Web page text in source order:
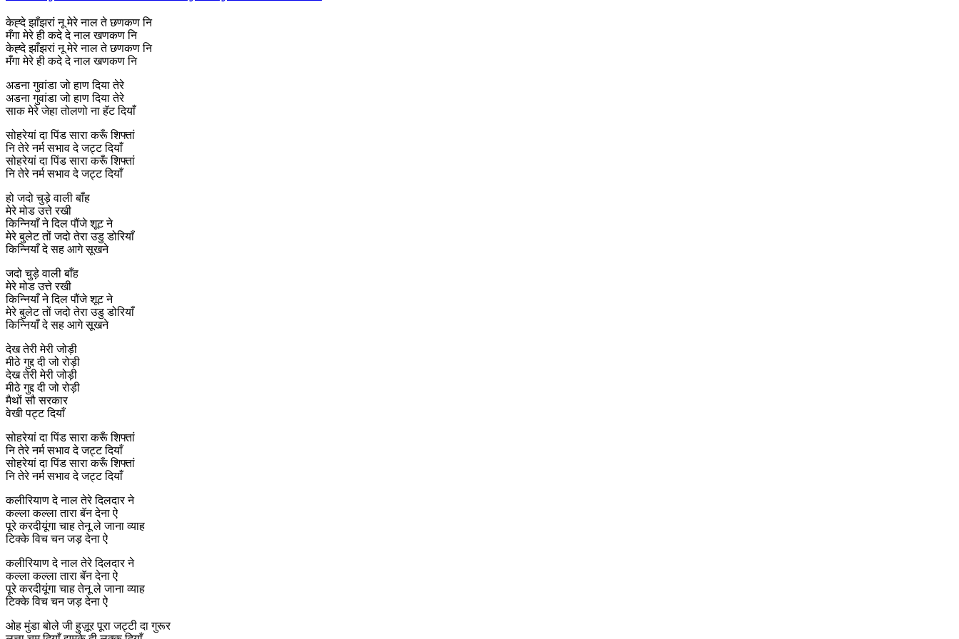
केह्दे झाँझरां नू मेरे नाल ते छणकण नि
मँगा मेरे ही कदे दे नाल खणकण नि
केह्दे झाँझरां नू मेरे नाल ते छणकण नि
मँगा मेरे ही कदे दे नाल खणकण नि
अडना गुवांडा जो हाण दिया तेरे
अडना गुवांडा जो हाण दिया तेरे
साक मेरे जेहा तोलणो ना हॅट दियाँ
सोहरेयां दा पिंड सारा करूँ शिफ्तां
नि तेरे नर्म सभाव दे जट्ट दियाँ
सोहरेयां दा पिंड सारा करूँ शिफ्तां
नि तेरे नर्म सभाव दे जट्ट दियाँ
हो जदो चुड़े वाली बाँह
मेरे मोड उत्ते रखी
किन्नियाँ ने दिल पौंजे शूट ने
मेरे बुलेट तों जदो तेरा उडु डोरियाँ
किन्नियाँ दे सह आगे सूखने
जदो चुड़े वाली बाँह
मेरे मोड उत्ते रखी
किन्नियाँ ने दिल पौंजे शूट ने
मेरे बुलेट तों जदो तेरा उडु डोरियाँ
किन्नियाँ दे सह आगे सूखने
देख तेरी मेरी जोड़ी
मीठे गुद्द दी जो रोड़ी
देख तेरी मेरी जोड़ी
मीठे गुद्द दी जो रोड़ी
मैथों सौ सरकार
वेखी पट्ट दियाँ
सोहरेयां दा पिंड सारा करूँ शिफ्तां
नि तेरे नर्म सभाव दे जट्ट दियाँ
सोहरेयां दा पिंड सारा करूँ शिफ्तां
नि तेरे नर्म सभाव दे जट्ट दियाँ
कलीरियाण दे नाल तेरे दिलदार ने
कल्ला कल्ला तारा बॅन देना ऐ
पूरे करदीयूंगा चाह तेनू ले जाना व्याह
टिक्के विच चन जड़ देना ऐ
कलीरियाण दे नाल तेरे दिलदार ने
कल्ला कल्ला तारा बॅन देना ऐ
पूरे करदीयूंगा चाह तेनू ले जाना व्याह
टिक्के विच चन जड़ देना ऐ
ओह मुंडा बोले जी हुज़ूर पूरा जट्टी दा गुरूर